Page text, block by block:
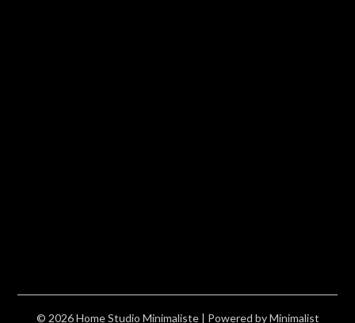
© 2026 Home Studio Minimaliste | Powered byMinimalist